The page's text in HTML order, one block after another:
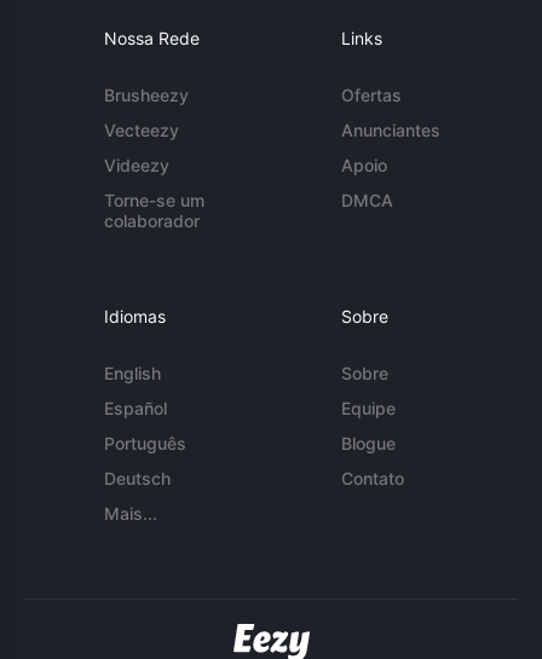
Nossa Rede
Brusheezy
Vecteezy
Videezy
Torne-se um
colaborador
Links
Ofertas
Anunciantes
Apoio
DMCA
Idiomas
English
Español
Português
Deutsch
Mais...
Sobre
Sobre
Equipe
Blogue
Contato